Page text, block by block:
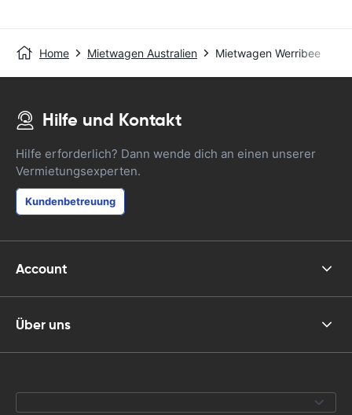
Home Mietwagen Australien Mietwagen Werribee
Hilfe und Kontakt
Hilfe erforderlich? Dann wende dich an einen unserer
Vermietungsexperten.
Kundenbetreuung
Account
Über uns